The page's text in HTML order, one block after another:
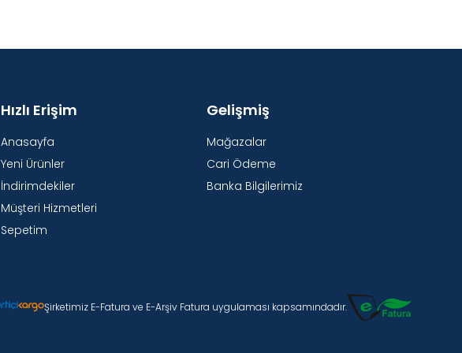
Hızlı Erişim
Anasayfa
Yeni Ürünler
İndirimdekiler
Müşteri Hizmetleri
Sepetim
Gelişmiş
Mağazalar
Cari Ödeme
Banka Bilgilerimiz
Şirketimiz E-Fatura ve E-Arşiv Fatura uygulaması kapsamındadır.